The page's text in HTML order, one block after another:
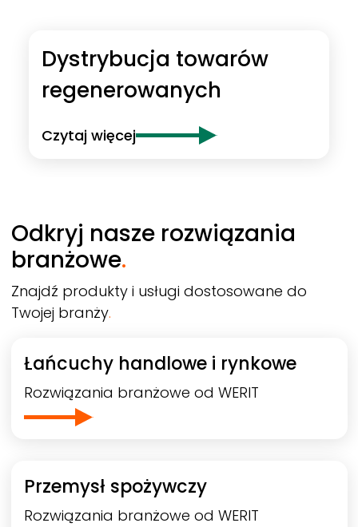
Dystrybucja towarów
regenerowanych
Czytaj więcej
Odkryj nasze rozwiązania
branżowe.
Znajdź produkty i usługi dostosowane do
Twojej branży.
Łańcuchy handlowe i rynkowe
Rozwiązania branżowe od WERIT
Przemysł spożywczy
Rozwiązania branżowe od WERIT